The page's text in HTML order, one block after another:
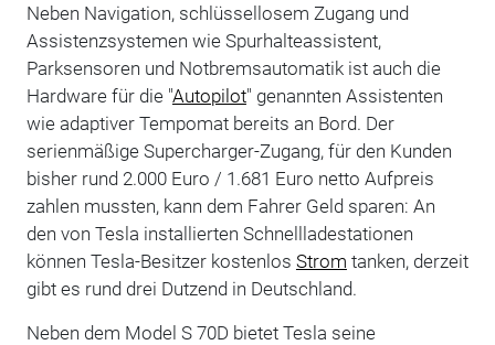
Neben Navigation, schlüssellosem Zugang und
Assistenzsystemen wie Spurhalteassistent,
Parksensoren und Notbremsautomatik ist auch die
Hardware für die "Autopilot" genannten Assistenten
wie adaptiver Tempomat bereits an Bord. Der
serienmäßige Supercharger-Zugang, für den Kunden
bisher rund 2.000 Euro / 1.681 Euro netto Aufpreis
zahlen mussten, kann dem Fahrer Geld sparen: An
den von Tesla installierten Schnellladestationen
können Tesla-Besitzer kostenlos Strom tanken, derzeit
gibt es rund drei Dutzend in Deutschland.
Neben dem Model S 70D bietet Tesla seine